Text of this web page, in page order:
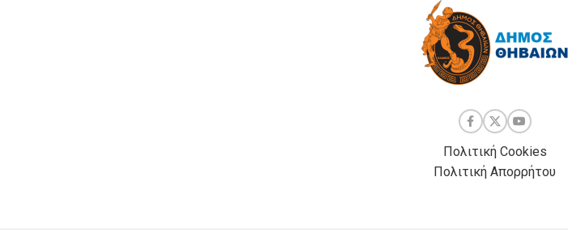
Πολιτική Cookies
Πολιτική Απορρήτου